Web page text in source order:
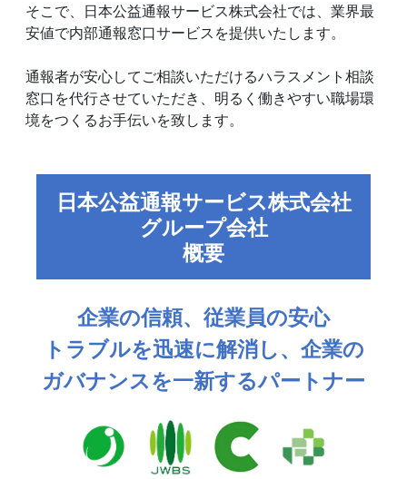
そこで、日本公益通報サービス株式会社では、業界最
安値で内部通報窓口サービスを提供いたします。
通報者が安心してご相談いただけるハラスメント相談
窓口を代行させていただき、明るく働きやすい職場環
境をつくるお手伝いを致します。
日本公益通報サービス株式会社
グループ会社
概要
企業の信頼、従業員の安心
トラブルを迅速に解消し、企業の
ガバナンスを一新するパートナー